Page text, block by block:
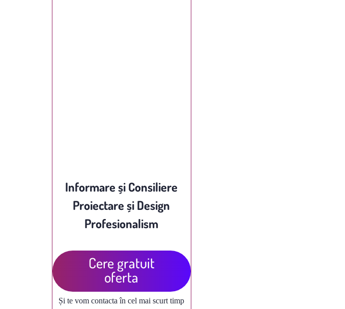
Informare și Consiliere
Proiectare și Design
Profesionalism
Cere gratuit
oferta
Și te vom contacta în cel mai scurt timp